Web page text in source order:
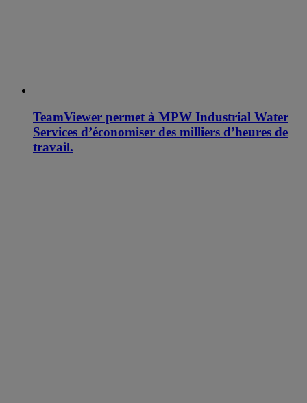
TeamViewer permet à MPW Industrial Water
Services d’économiser des milliers d’heures de
travail.